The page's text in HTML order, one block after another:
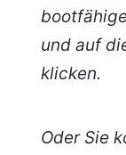
und auf
klicken.
Oder Sie